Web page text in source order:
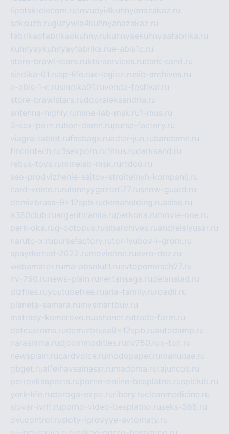
lipetsktelecom.rutovudyi4kuhnyanazakaz.ru
seksuzb.ruguzywia4kuhnyanazakaz.ru
fabrikaofabrikaokuhny.rukuhnyaekuhnyaafabrika.ru
kuhnyaykuhnyayfabrika.rue-abis1c.ru
store-brawl-stars.rukts-services.rudark-sand.ru
sindika-01.rusp-life.rux-legion.rusib-archives.ru
e-abis-1-c.rusindika01.ruvenda-festival.ru
store-brawlstars.rudooraleksandria.ru
antenna-highly.ru mine-lab-msk.ru1-mus.ru
3-sex-porn.ruban-damn.rupurse-factory.ru
viagra-tablet.rufasbags.ruadler-jun.rubandamn.ru
fincontech.ru3sexporn.ru1mus.rudarksand.ru
rebus-toys.ru minelab-msk.ru rtdco.ru
seo-prodvizhenie-sajtov-stroitelnyh-kompanij.ru
card-voice.ru rulonnyygazon177.rusnow-guard.ru
domizbrusa-9x12spb.rudemaholding.ruaalse.ru
a380club.ruargentinamia.ruperkoka.ru movie-one.ru
perk-oka.rug-octopus.rusibarchives.ruandreislyusar.ru
naruto-x.rupursefactory.rutor-lyubov-i-grom.ru
spayderhed-2022.ru movieone.ruevro-dez.ru
webamator.ru ma-absolut1.ruavtopomosch27.ru
nv-750.ru news-plain.ru nertansaga.rudelanalad.ru
dizfiles.ruyoutubefree.ruaria-family.ru roadli.ru
planeta-samara.ru mysmartbuy.ru
matrasy-kemerovo.ruashanet.rutrade-farm.ru
dotcustoms.rudomizbrusa9x12spb.ruautodamp.ru
narasimha.rudjcommodities.ru nv750.rux-ton.ru
newsplain.rucardvoice.ru modopaper.ru manunae.ru
gbget.rualfeihavsalnassr.ru madoma.rutajuncos.ru
petrovkasports.ruporno-online-besplatno.rusplclub.ru
york-life.rudoroga-expo.ru ribery.rucleanmedicine.ru
slovar-ivrit.ruporno-video-besplatno.ruseks-365.ru
ovucontrol.rusloty-igrovyye-avtomaty.ru